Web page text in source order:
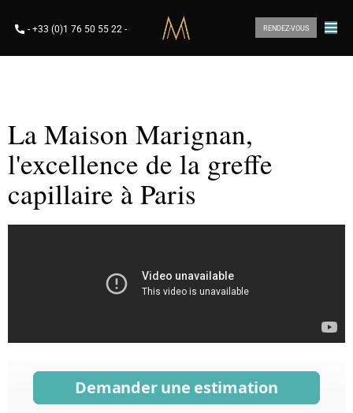
- +33 (0)1 76 50 55 22 - RENDEZ-VOUS
La Maison Marignan,
l'excellence de la greffe
capillaire à Paris